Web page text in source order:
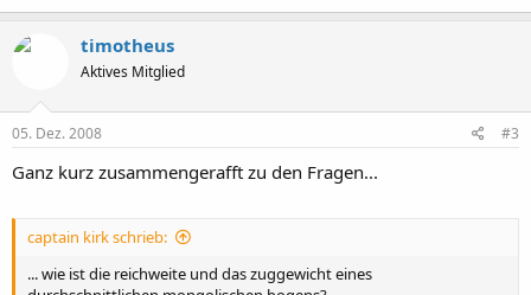
timotheus
Aktives Mitglied
05. Dez. 2008 #3
Ganz kurz zusammengerafft zu den Fragen...
captain kirk schrieb:
... wie ist die reichweite und das zuggewicht eines